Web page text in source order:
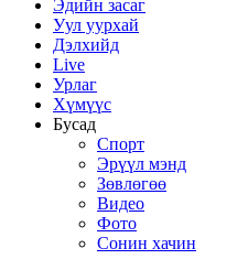
Эдийн засаг
Уул уурхай
Дэлхийд
Live
Урлаг
Хүмүүс
Бусад
Спорт
Эрүүл мэнд
Зөвлөгөө
Видео
Фото
Сонин хачин